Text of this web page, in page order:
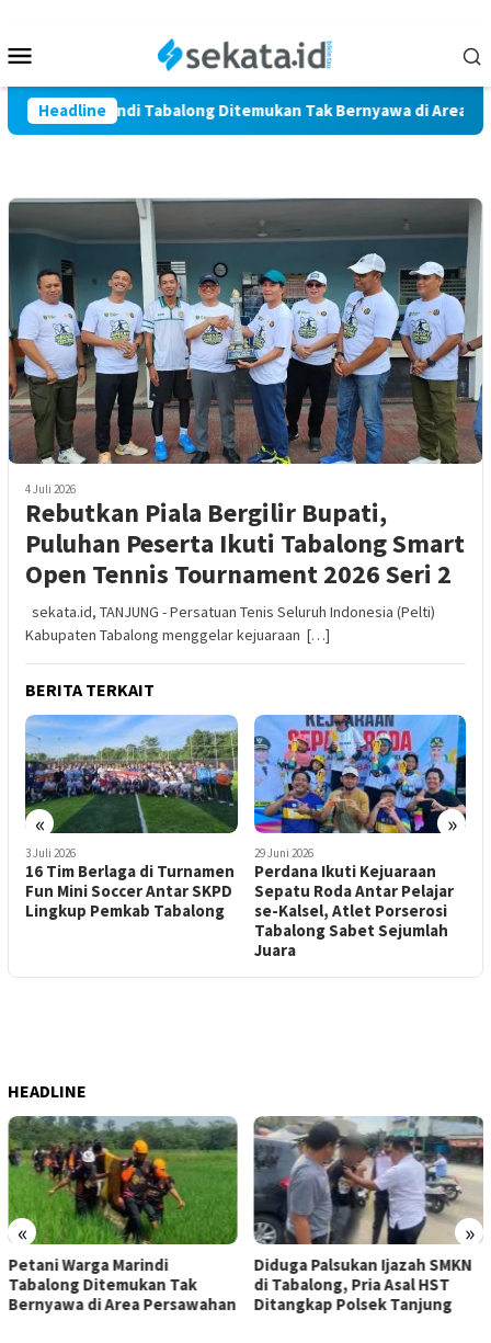
konten
Mobile
Headline
Marindi Tabalong Ditemukan Tak Bernyawa di Area
4 Juli 2026
Rebutkan Piala Bergilir Bupati,
Puluhan Peserta Ikuti Tabalong Smart
Open Tennis Tournament 2026 Seri 2
sekata.id, TANJUNG - Persatuan Tenis Seluruh Indonesia (Pelti)
Kabupaten Tabalong menggelar kejuaraan […]
BERITA TERKAIT
« »
Turnamen
SKPD
Perdana Ikuti Kejuaraan
Sepatu Roda Antar Pelajar
se-Kalsel, Atlet Porserosi
Tabalong Sabet Sejumlah
Turnamen Esport
Tabalong Cup 2026
Meriahkan HUT
Bhayangkara ke-80
HEADLINE
« »
Diduga Palsukan Ijazah SMKN
di Tabalong, Pria Asal HST
Ditangkap Polsek Tanjung
Tak Bisa Berenang,
Warga Pamarangan
Tewas Tenggelam